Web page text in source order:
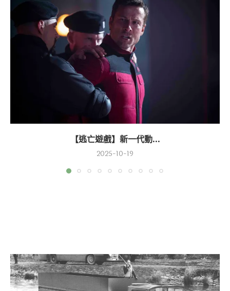
【逃亡遊戲】新一代動...
2025-10-19